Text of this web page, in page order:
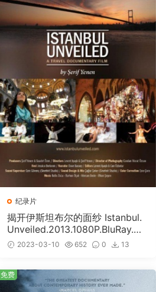
纪录片
揭开伊斯坦布尔的面纱 Istanbul.
Unveiled.2013.1080P.BluRay.AV
C.DTS-HD.MA.5.1 [BDISO 14.23
2023-03-10 652 0
13
免费